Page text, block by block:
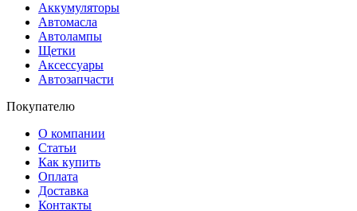
Аккумуляторы
Автомасла
Автолампы
Щетки
Аксессуары
Автозапчасти
Покупателю
О компании
Статьи
Как купить
Оплата
Доставка
Контакты